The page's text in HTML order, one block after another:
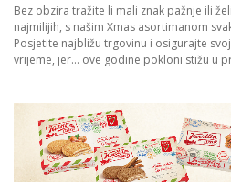
Bez obzira tražite li mali znak pažnje ili
najmilijih, s našim Xmas asortimanom
Posjetite najbližu trgovinu i osigurajte
vrijeme, jer… ove godine pokloni stižu u